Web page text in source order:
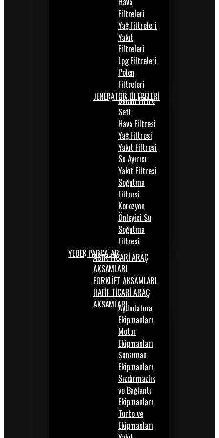
Filtreleri
Yağ Filtreleri
Yakıt
Filtreleri
Lpg Filtreleri
Polen
Filtreleri
JENERATÖR FİLTRELERİ
Bakım Filtre
Seti
Hava Filtresi
Yağ Filtresi
Yakıt Filtresi
Su Ayırıcı
Yakıt Filtresi
Soğutma
Filtresi
Korozyon
Önleyici Su
Soğutma
Filtresi
YEDEK PARÇALARAĞIR TİCARİ ARAÇ
AKSAMLARI
FORKLİFT AKSAMLARI
HAFİF TİCARİ ARAÇ
AKSAMLARIAydınlatma
Ekipmanları
Motor
Ekipmanları
Şanzıman
Ekipmanları
Sızdırmazlık
ve Bağlantı
Ekipmanları
Turbo ve
Ekipmanları